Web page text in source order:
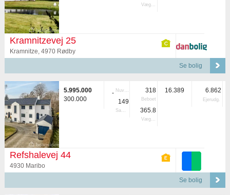
Vægtet
Kramnitzevej 25
Kramnitze, 4970 Rødby
Se bolig
5.995.000
300.000
- Nuvær.
149
Samlet
318
Beboet
365.8
Vægtet
16.389 6.862
Ejerudg.
Refshalevej 44
4930 Maribo
Se bolig